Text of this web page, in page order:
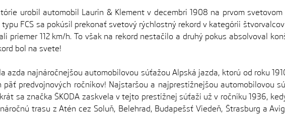
urobil automobil Laurin & Klement v decembri 1908 na prvom
FCS sa pokúsil prekonať svetový rýchlostný rekord v kategórii
priemer 112 km/h. To však na rekord nestačilo a druhý pokus absolvoval
bol na svete!
azda najnáročnejšou automobilovou súťažou Alpská jazda, ktorú od roku
päť predvojnových ročníkov! Najstaršou a najprestížnejšou automobilovou
sa značka ŠKODA zaskvela v tejto prestížnej súťaži už v ročníku 1936,
trasu z Atén cez Soluň, Belehrad, Budapešsť Viedeň, Štrasburg a